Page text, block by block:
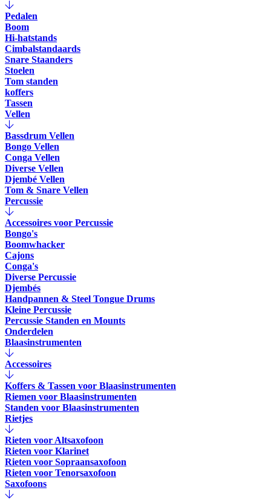
Pedalen
Boom
Hi-hatstands
Cimbalstandaards
Snare Staanders
Stoelen
Tom standen
koffers
Tassen
Vellen
Bassdrum Vellen
Bongo Vellen
Conga Vellen
Diverse Vellen
Djembé Vellen
Tom & Snare Vellen
Percussie
Accessoires voor Percussie
Bongo's
Boomwhacker
Cajons
Conga's
Diverse Percussie
Djembés
Handpannen & Steel Tongue Drums
Kleine Percussie
Percussie Standen en Mounts
Onderdelen
Blaasinstrumenten
Accessoires
Koffers & Tassen voor Blaasinstrumenten
Riemen voor Blaasinstrumenten
Standen voor Blaasinstrumenten
Rietjes
Rieten voor Altsaxofoon
Rieten voor Klarinet
Rieten voor Sopraansaxofoon
Rieten voor Tenorsaxofoon
Saxofoons